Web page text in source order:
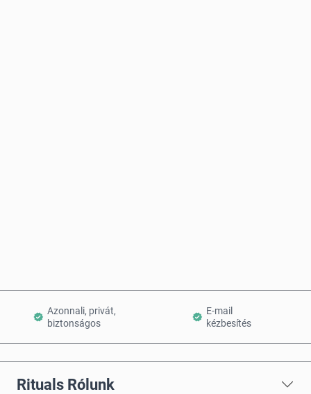
Azonnali, privát,
biztonságos
E-mail
kézbesítés
Rituals Rólunk